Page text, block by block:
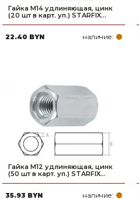
Гайка М14 удлиняющая, цинк
(20 шт в карт. уп.) STARFIX...
22.40 BYN наличие:
Гайка М12 удлиняющая, цинк
(50 шт в карт. уп.) STARFIX...
35.93 BYN наличие: